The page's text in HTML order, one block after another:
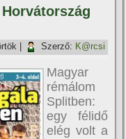
Szerző: K@rcsi
Magyar
rémálom
Splitben:
egy félidő
elég volt a